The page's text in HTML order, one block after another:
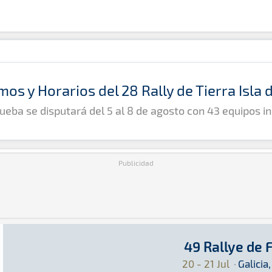
y Horarios del 28 Rally de Tierra Isla
se disputará del 5 al 8 de agosto con 43 equipos
Publicidad
49 Rallye de
20 - 21 Jul ·
Rally · 49 Rallye de Ferrol: Aquí podrás
Galicia, España